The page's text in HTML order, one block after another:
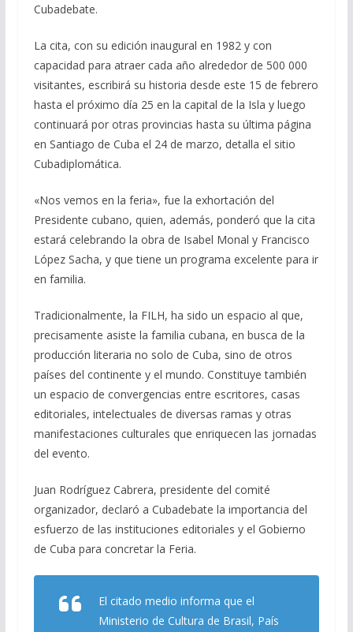
Cubadebate.
La cita, con su edición inaugural en 1982 y con
capacidad para atraer cada año alrededor de 500 000
visitantes, escribirá su historia desde este 15 de febrero
hasta el próximo día 25 en la capital de la Isla y luego
continuará por otras provincias hasta su última página
en Santiago de Cuba el 24 de marzo, detalla el sitio
Cubadiplomática.
«Nos vemos en la feria», fue la exhortación del
Presidente cubano, quien, además, ponderó que la cita
estará celebrando la obra de Isabel Monal y Francisco
López Sacha, y que tiene un programa excelente para ir
en familia.
Tradicionalmente, la FILH, ha sido un espacio al que,
precisamente asiste la familia cubana, en busca de la
producción literaria no solo de Cuba, sino de otros
países del continente y el mundo. Constituye también
un espacio de convergencias entre escritores, casas
editoriales, intelectuales de diversas ramas y otras
manifestaciones culturales que enriquecen las jornadas
del evento.
Juan Rodríguez Cabrera, presidente del comité
organizador, declaró a Cubadebate la importancia del
esfuerzo de las instituciones editoriales y el Gobierno
de Cuba para concretar la Feria.
El citado medio informa que el
Ministerio de Cultura de Brasil, País